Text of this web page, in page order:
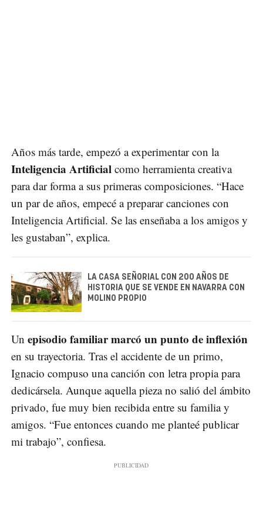
Años más tarde, empezó a experimentar con la
Inteligencia Artificial como herramienta creativa
para dar forma a sus primeras composiciones. “Hace
un par de años, empecé a preparar canciones con
Inteligencia Artificial. Se las enseñaba a los amigos y
les gustaban”, explica.
LA CASA SEÑORIAL CON 200 AÑOS DE
HISTORIA QUE SE VENDE EN NAVARRA CON
MOLINO PROPIO
Un episodio familiar marcó un punto de inflexión
en su trayectoria. Tras el accidente de un primo,
Ignacio compuso una canción con letra propia para
dedicársela. Aunque aquella pieza no salió del ámbito
privado, fue muy bien recibida entre su familia y
amigos. “Fue entonces cuando me planteé publicar
mi trabajo”, confiesa.